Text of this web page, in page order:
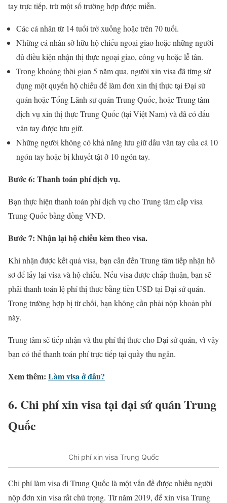
tay trực tiếp, trừ một số trường hợp được miễn.
Các cá nhân từ 14 tuổi trở xuống hoặc trên 70 tuổi.
Những cá nhân sở hữu hộ chiếu ngoại giao hoặc những người
đủ điều kiện nhận thị thực ngoại giao, công vụ hoặc lễ tân.
Trong khoảng thời gian 5 năm qua, người xin visa đã từng sử
dụng một quyển hộ chiếu để làm đơn xin thị thực tại Đại sứ
quán hoặc Tổng Lãnh sự quán Trung Quốc, hoặc Trung tâm
dịch vụ xin thị thực Trung Quốc (tại Việt Nam) và đã có dấu
vân tay được lưu giữ.
Những người không có khả năng lưu giữ dấu vân tay của cả 10
ngón tay hoặc bị khuyết tật ở 10 ngón tay.
Bước 6: Thanh toán phí dịch vụ.
Bạn thực hiện thanh toán phí dịch vụ cho Trung tâm cấp visa
Trung Quốc bằng đồng VNĐ.
Bước 7: Nhận lại hộ chiếu kèm theo visa.
Khi nhận được kết quả visa, bạn cần đến Trung tâm tiếp nhận hồ
sơ để lấy lại visa và hộ chiếu. Nếu visa được chấp thuận, bạn sẽ
phải thanh toán lệ phí thị thực bằng tiền USD tại Đại sứ quán.
Trong trường hợp bị từ chối, bạn không cần phải nộp khoản phí
này.
Trung tâm sẽ tiếp nhận và thu phí thị thực cho Đại sứ quán, vì vậy
bạn có thể thanh toán phí trực tiếp tại quầy thu ngân.
Xem thêm: Làm visa ở đâu?
6. Chi phí xin visa tại đại sứ quán Trung
Quốc
Chi phí xin visa Trung Quốc
Chi phí làm visa đi Trung Quốc là một vấn đề được nhiều người
nộp đơn xin visa rất chú trọng. Từ năm 2019, để xin visa Trung